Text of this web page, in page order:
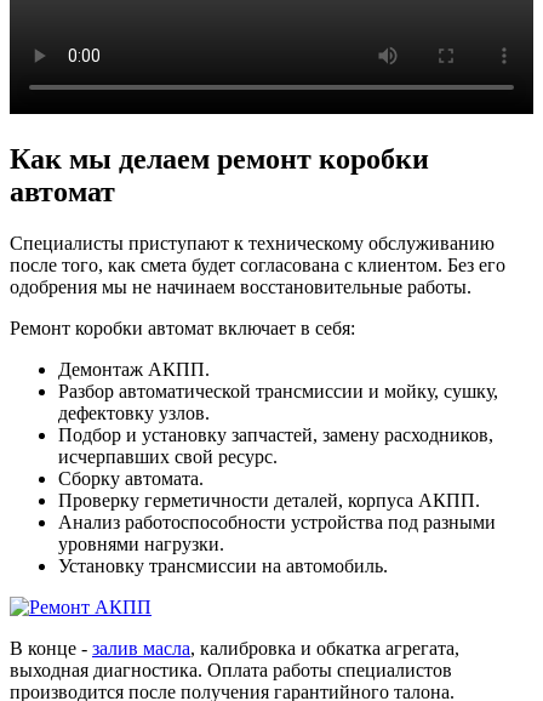
Как мы делаем ремонт коробки
автомат
Специалисты приступают к техническому обслуживанию
после того, как смета будет согласована с клиентом. Без его
одобрения мы не начинаем восстановительные работы.
Ремонт коробки автомат включает в себя:
Демонтаж АКПП.
Разбор автоматической трансмиссии и мойку, сушку,
дефектовку узлов.
Подбор и установку запчастей, замену расходников,
исчерпавших свой ресурс.
Сборку автомата.
Проверку герметичности деталей, корпуса АКПП.
Анализ работоспособности устройства под разными
уровнями нагрузки.
Установку трансмиссии на автомобиль.
В конце - залив масла, калибровка и обкатка агрегата,
выходная диагностика. Оплата работы специалистов
производится после получения гарантийного талона.